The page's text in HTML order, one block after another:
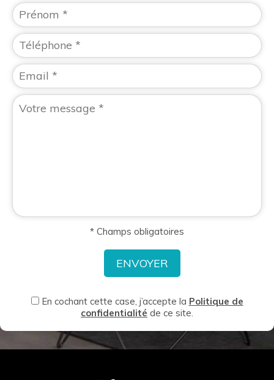
* Champs obligatoires
En cochant cette case, j’accepte la Politique de
confidentialité de ce site.